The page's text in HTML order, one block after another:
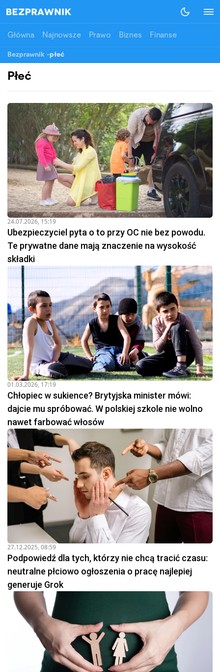
Główna Najnowsze Prawo Biznes Finanse
Bezprawnik -płeć
Płeć
24.07.2026, 15:19
Ubezpieczyciel pyta o to przy OC nie bez powodu.
Te prywatne dane mają znaczenie na wysokość
składki
01.03.2026, 17:19
Chłopiec w sukience? Brytyjska minister mówi:
dajcie mu spróbować. W polskiej szkole nie wolno
nawet farbować włosów
27.12.2025, 08:59
Podpowiedź dla tych, którzy nie chcą tracić czasu:
neutralne płciowo ogłoszenia o pracę najlepiej
generuje Grok